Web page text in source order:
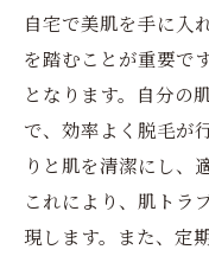
自宅で美肌を手に入
を踏むことが重要で
となります。自分の
で、効率よく脱毛が
りと肌を清潔にし、
これにより、肌トラ
現します。また、定